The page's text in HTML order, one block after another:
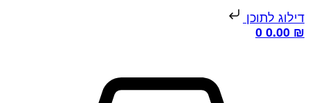
לתוכן
0.00
0